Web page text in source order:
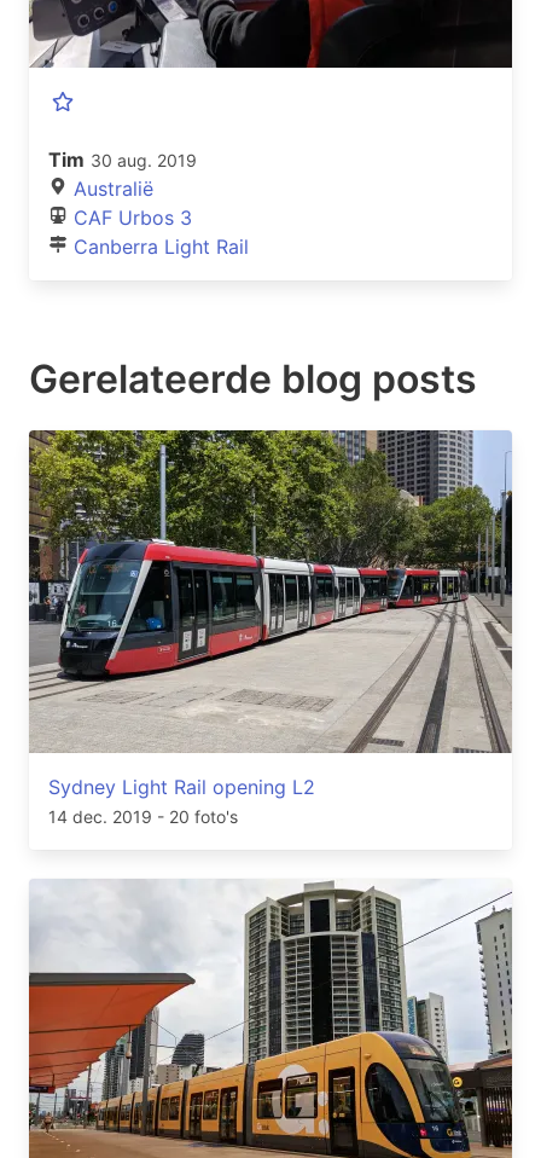
Tim 30 aug. 2019
Australië
CAF Urbos 3
Canberra Light Rail
Gerelateerde blog posts
Sydney Light Rail opening L2
14 dec. 2019 - 20 foto's